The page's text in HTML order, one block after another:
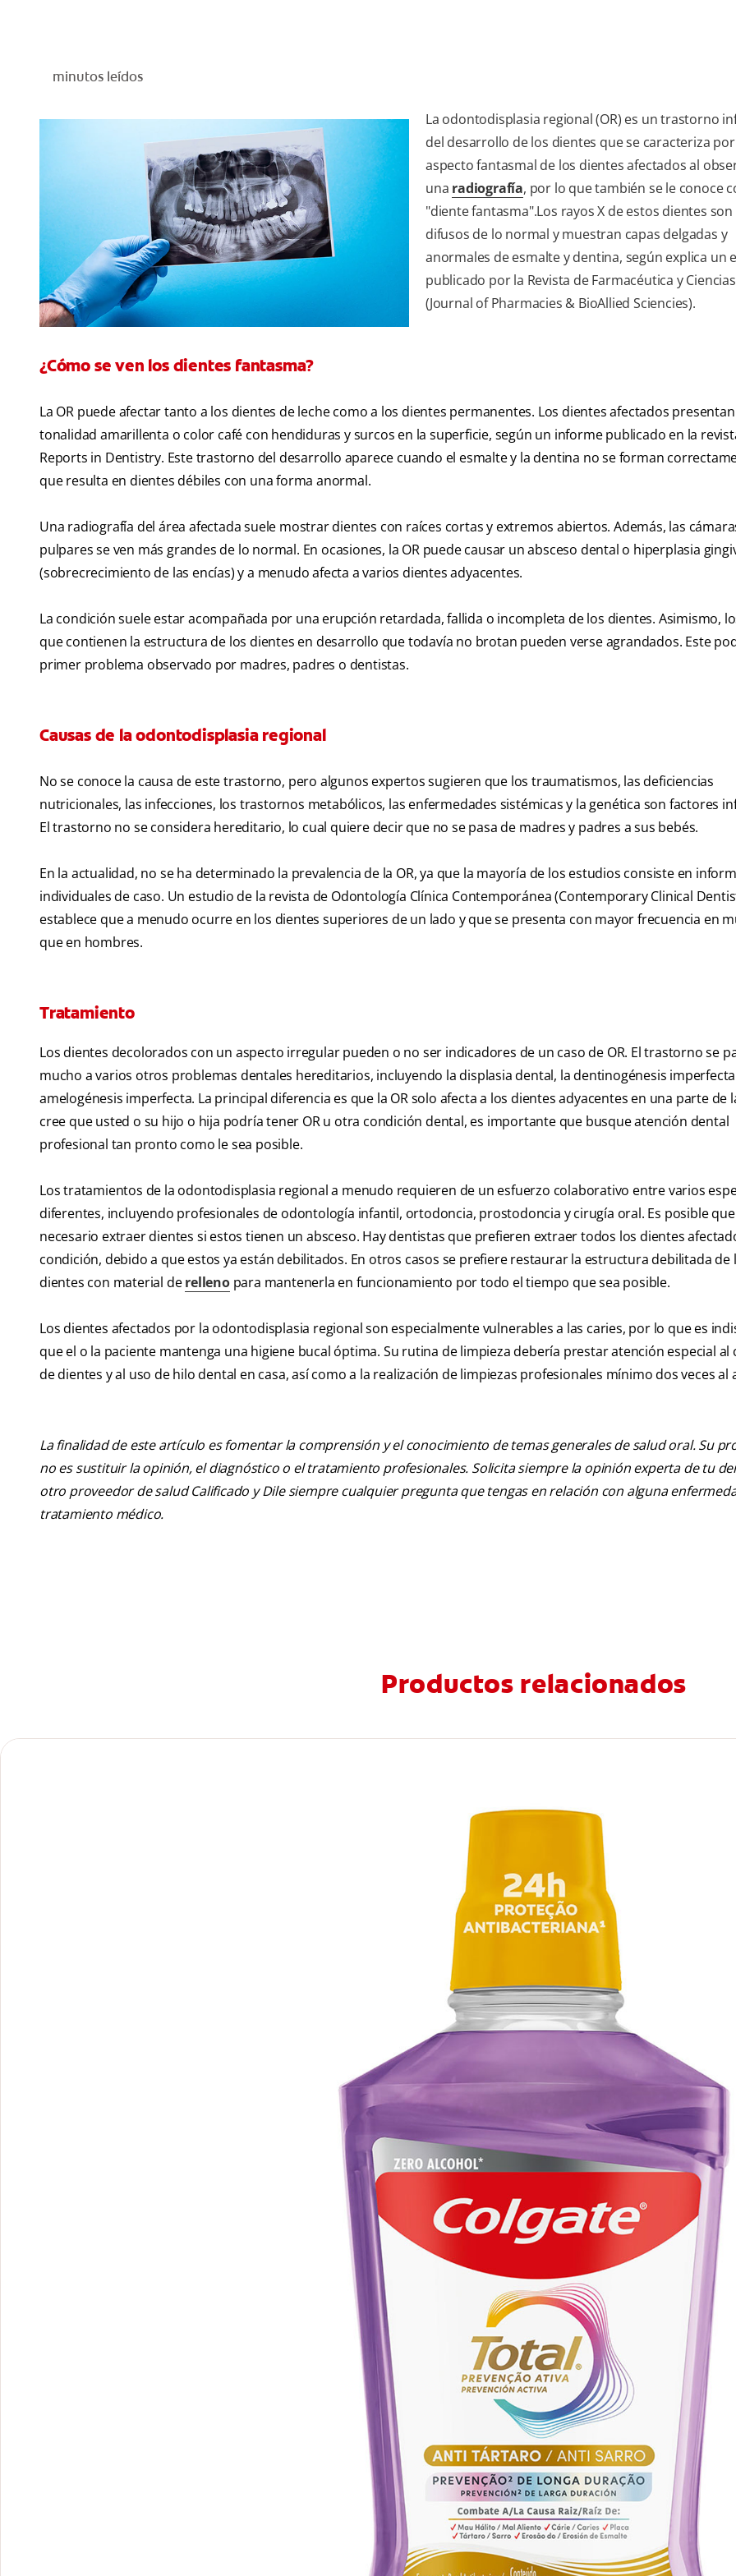
minutos leídos
La odontodisplasia regional (OR) es un trastorno
del desarrollo de los dientes que se caracteriza
aspecto fantasmal de los dientes afectados al
una radiografía, por lo que también se le conoce
"diente fantasma".Los rayos X de estos dientes
difusos de lo normal y muestran capas delgadas y
anormales de esmalte y dentina, según explica un
publicado por la Revista de Farmacéutica y
(Journal of Pharmacies & BioAllied Sciencies).
¿Cómo se ven los dientes fantasma?
La OR puede afectar tanto a los dientes de leche como a los dientes permanentes. Los dientes afectados
tonalidad amarillenta o color café con hendiduras y surcos en la superficie, según un informe publicado en la
Reports in Dentistry. Este trastorno del desarrollo aparece cuando el esmalte y la dentina no se forman
que resulta en dientes débiles con una forma anormal.
Una radiografía del área afectada suele mostrar dientes con raíces cortas y extremos abiertos. Además, las
pulpares se ven más grandes de lo normal. En ocasiones, la OR puede causar un absceso dental o hiperplasia
(sobrecrecimiento de las encías) y a menudo afecta a varios dientes adyacentes.
La condición suele estar acompañada por una erupción retardada, fallida o incompleta de los dientes. Asimismo,
que contienen la estructura de los dientes en desarrollo que todavía no brotan pueden verse agrandados. Este
primer problema observado por madres, padres o dentistas.
Causas de la odontodisplasia regional
No se conoce la causa de este trastorno, pero algunos expertos sugieren que los traumatismos, las deficiencias
nutricionales, las infecciones, los trastornos metabólicos, las enfermedades sistémicas y la genética son factores
El trastorno no se considera hereditario, lo cual quiere decir que no se pasa de madres y padres a sus bebés.
En la actualidad, no se ha determinado la prevalencia de la OR, ya que la mayoría de los estudios consiste en
individuales de caso. Un estudio de la revista de Odontología Clínica Contemporánea (Contemporary Clinical
establece que a menudo ocurre en los dientes superiores de un lado y que se presenta con mayor frecuencia en
que en hombres.
Tratamiento
Los dientes decolorados con un aspecto irregular pueden o no ser indicadores de un caso de OR. El trastorno se
mucho a varios otros problemas dentales hereditarios, incluyendo la displasia dental, la dentinogénesis
amelogénesis imperfecta. La principal diferencia es que la OR solo afecta a los dientes adyacentes en una parte de
cree que usted o su hijo o hija podría tener OR u otra condición dental, es importante que busque atención dental
profesional tan pronto como le sea posible.
Los tratamientos de la odontodisplasia regional a menudo requieren de un esfuerzo colaborativo entre varios
diferentes, incluyendo profesionales de odontología infantil, ortodoncia, prostodoncia y cirugía oral. Es posible
necesario extraer dientes si estos tienen un absceso. Hay dentistas que prefieren extraer todos los dientes
condición, debido a que estos ya están debilitados. En otros casos se prefiere restaurar la estructura debilitada de
dientes con material derellenopara mantenerla en funcionamiento por todo el tiempo que sea posible.
Los dientes afectados por la odontodisplasia regional son especialmente vulnerables a las caries, por lo que es
que el o la paciente mantenga una higiene bucal óptima. Su rutina de limpieza debería prestar atención especial al
de dientes y al uso de hilo dental en casa, así como a la realización de limpiezas profesionales mínimo dos veces al
La finalidad de este artículo es fomentar la comprensión y el conocimiento de temas generales de salud oral. Su
no es sustituir la opinión, el diagnóstico o el tratamiento profesionales. Solicita siempre la opinión experta de tu
otro proveedor de salud Calificado y Dile siempre cualquier pregunta que tengas en relación con alguna
tratamiento médico.
Productos relacionados